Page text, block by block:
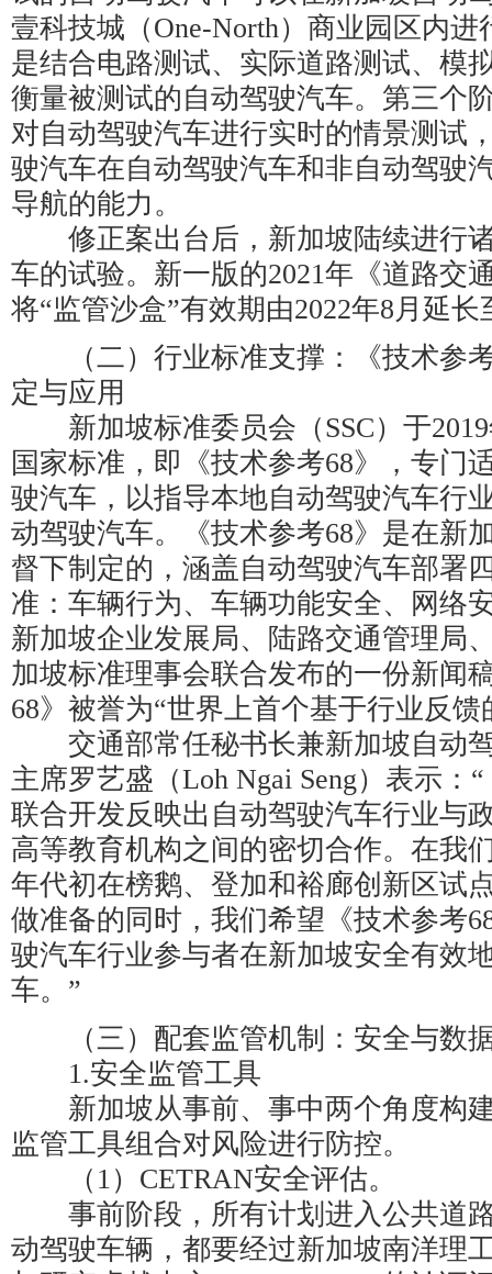
壹科技城（One-North）商业园区内
是结合电路测试、实际道路测试、模
衡量被测试的自动驾驶汽车。第三个
对自动驾驶汽车进行实时的情景测试
驶汽车在自动驾驶汽车和非自动驾驶
导航的能力。
修正案出台后，新加坡陆续进行
车的试验。新一版的2021年《道路交
将“监管沙盒”有效期由2022年8月延长
（二）行业标准支撑：《技术参考
定与应用
新加坡标准委员会（SSC）于2019
国家标准，即《技术参考68》，专门
驶汽车，以指导本地自动驾驶汽车行
动驾驶汽车。《技术参考68》是在新
督下制定的，涵盖自动驾驶汽车部署
准：车辆行为、车辆功能安全、网络
新加坡企业发展局、陆路交通管理局
加坡标准理事会联合发布的一份新闻
68》被誉为“世界上首个基于行业反馈
交通部常任秘书长兼新加坡自动
主席罗艺盛（Loh Ngai Seng）表示：
联合开发反映出自动驾驶汽车行业与
高等教育机构之间的密切合作。在我
年代初在榜鹅、登加和裕廊创新区试
做准备的同时，我们希望《技术参考
驶汽车行业参与者在新加坡安全有效
车。”
（三）配套监管机制：安全与数
1.安全监管工具
新加坡从事前、事中两个角度构
监管工具组合对风险进行防控。
（1）CETRAN安全评估。
事前阶段，所有计划进入公共道
动驾驶车辆，都要经过新加坡南洋理